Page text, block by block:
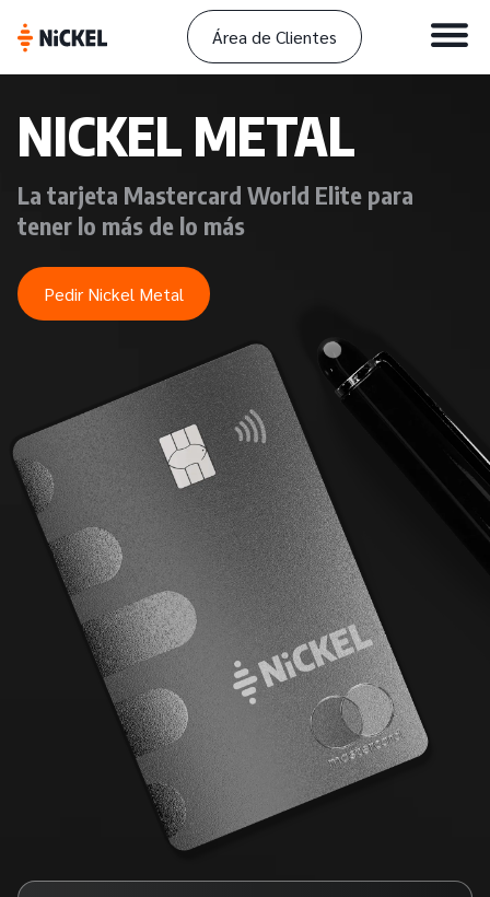
Área de Clientes
NICKEL METAL
La tarjeta Mastercard World Elite para
tener lo más de lo más
Pedir Nickel Metal